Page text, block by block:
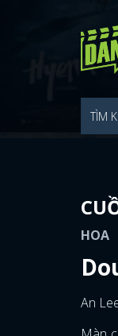
HOA
An